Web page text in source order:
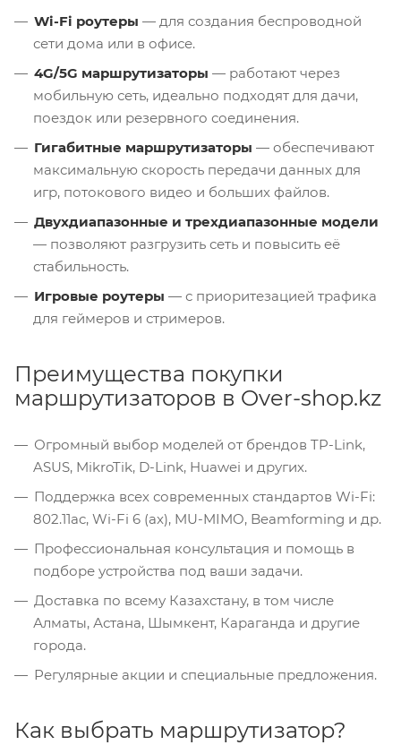
Wi-Fi роутеры — для создания беспроводной
сети дома или в офисе.
4G/5G маршрутизаторы — работают через
мобильную сеть, идеально подходят для дачи,
поездок или резервного соединения.
Гигабитные маршрутизаторы — обеспечивают
максимальную скорость передачи данных для
игр, потокового видео и больших файлов.
Двухдиапазонные и трехдиапазонные модели
— позволяют разгрузить сеть и повысить её
стабильность.
Игровые роутеры — с приоритезацией трафика
для геймеров и стримеров.
Преимущества покупки
маршрутизаторов в Over-shop.kz
Огромный выбор моделей от брендов TP-Link,
ASUS, MikroTik, D-Link, Huawei и других.
Поддержка всех современных стандартов Wi-Fi:
802.11ac, Wi-Fi 6 (ax), MU-MIMO, Beamforming и др.
Профессиональная консультация и помощь в
подборе устройства под ваши задачи.
Доставка по всему Казахстану, в том числе
Алматы, Астана, Шымкент, Караганда и другие
города.
Регулярные акции и специальные предложения.
Как выбрать маршрутизатор?